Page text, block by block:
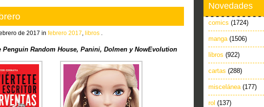
de 2017 in febrero 2017 libros
Penguin Random House, Panini, Dolmen y NowEvolution
Novedades
comics (1724)
manga (1506)
libros (922)
cartas (288)
miscelánea (177)
rol (137)